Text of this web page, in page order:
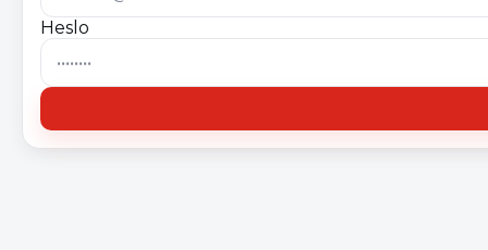
Heslo